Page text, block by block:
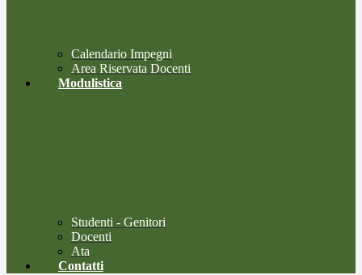
Calendario Impegni
Area Riservata Docenti
Modulistica
Studenti - Genitori
Docenti
Ata
Contatti